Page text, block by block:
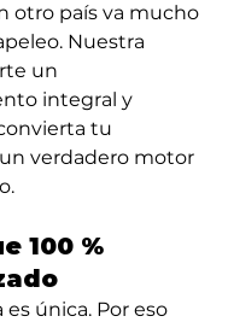
otro país va mucho
Nuestra
un
integral y
tu
verdadero motor
100 %
única. Por eso